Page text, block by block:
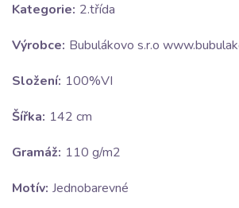
Kategorie: 2.třída
Výrobce: Bubulákovo s.r.o
Složení: 100%VI
Šířka: 142 cm
Gramáž: 110 g/m2
Motív: Jednobarevné